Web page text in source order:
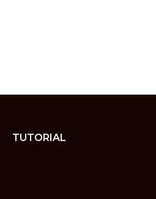
TUTORIAL